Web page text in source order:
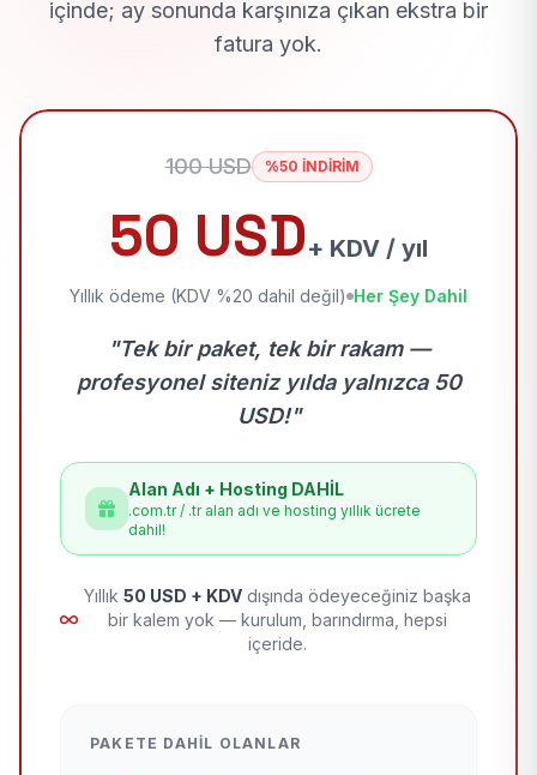
içinde; ay sonunda karşınıza çıkan ekstra bir
fatura yok.
100 USD %50 İNDİRİM
50 USD+ KDV / yıl
Yıllık ödeme (KDV %20 dahil değil) Her Şey Dahil
"Tek bir paket, tek bir rakam —
profesyonel siteniz yılda yalnızca 50
USD!"
Alan Adı + Hosting DAHİL
.com.tr / .tr alan adı ve hosting yıllık ücrete
dahil!
Yıllık 50 USD + KDV dışında ödeyeceğiniz başka
bir kalem yok — kurulum, barındırma, hepsi
içeride.
PAKETE DAHIL OLANLAR